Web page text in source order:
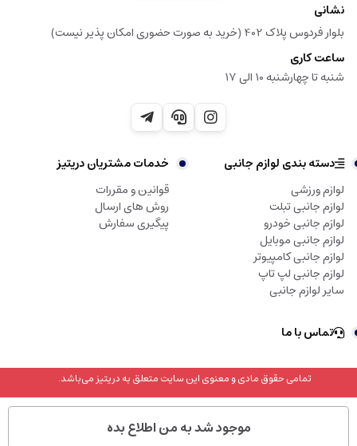
موجود شد به من اطلاع بده
نشانی
بلوار فردوس پلاک 402 (خرید به صورت حضوری امکان پذیر نیست)
ساعت کاری
شنبه تا چهارشنبه 10 الی 17
دسته بندی لوازم جانبی
لوازم ورزشی
لوازم جانبی تبلت
لوازم جانبی خودرو
لوازم جانبی موبایل
لوازم جانبی کامپیوتر
لوازم جانبی لپ تاپ
سایر لوازم جانبی
خدمات مشتریان دریتیز
قوانین و مقررات
روش های ارسال
پیگیری سفارش
تماس با ما
تمامی حقوق مادی و معنوی این سایت متعلق به دریتیز می‌باشد.